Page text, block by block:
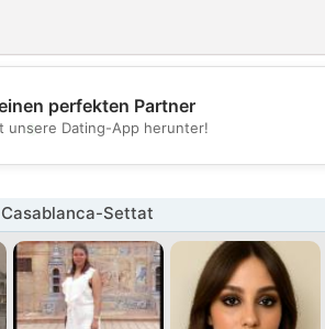
💕
perfekten Partner
unsere Dating-App herunter!
Settat